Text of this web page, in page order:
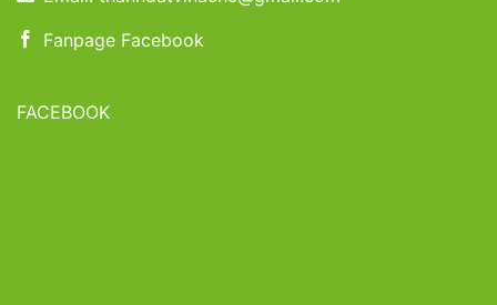
Fanpage Facebook
FACEBOOK